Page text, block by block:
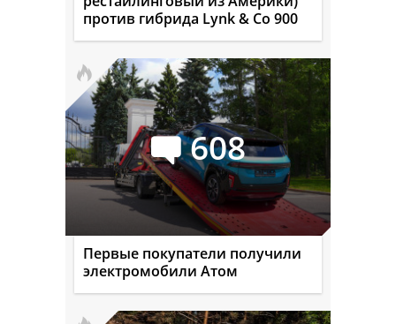
против гибрида Lynk & Co 900
608
Первые покупатели получили
электромобили Атом